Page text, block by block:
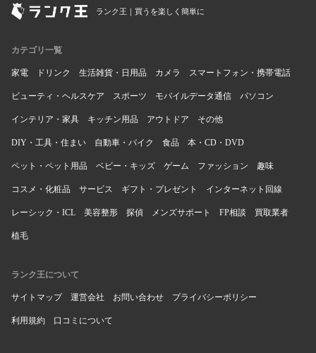
ランク王｜買うを楽しく簡単に
カテゴリ一覧
家電 ドリンク 生活雑貨・日用品 カメラ スマートフォン・携帯電話
ビューティ・ヘルスケア スポーツ モバイルデータ通信 パソコン
インテリア・家具 キッチン用品 アウトドア その他
DIY・工具・住まい 自動車・バイク 食品 本・CD・DVD
ペット・ペット用品 ベビー・キッズ ゲーム ファッション 趣味
コスメ・化粧品 サービス ギフト・プレゼント インターネット回線
レーシック・ICL 美容整形 探偵 メンズサポート FP相談 買取業者
植毛
ランク王について
サイトマップ 運営会社 お問い合わせ プライバシーポリシー
利用規約 口コミについて